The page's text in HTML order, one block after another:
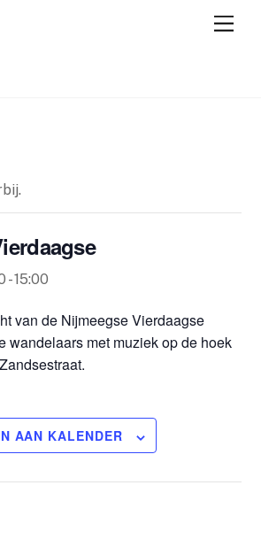
-15:00
van de Nijmeegse Vierdaagse
wandelaars met muziek op de hoek
AAN KALENDER